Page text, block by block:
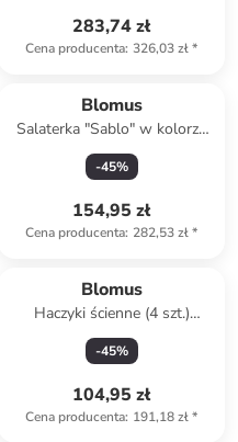
283,74 zł
Cena producenta: 326,03 zł*
Blomus
Salaterka "Sablo" w kolorze
beżowym - Ø 28 cm
-45%
154,95 zł
Cena producenta: 282,53 zł*
Blomus
Haczyki ścienne (4 szt.)
"Ponto" w kolorze szarym
-45%
104,95 zł
Cena producenta: 191,18 zł*